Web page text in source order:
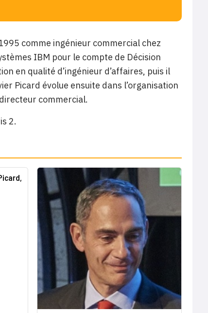
comme ingénieur commercial chez
IBM pour le compte de Décision
en qualité d’ingénieur d’affaires, puis il
Picard évolue ensuite dans l’organisation
commercial.
2.